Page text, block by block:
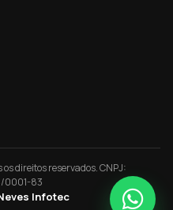
direitos reservados. CNPJ:
0001-83
Infotec